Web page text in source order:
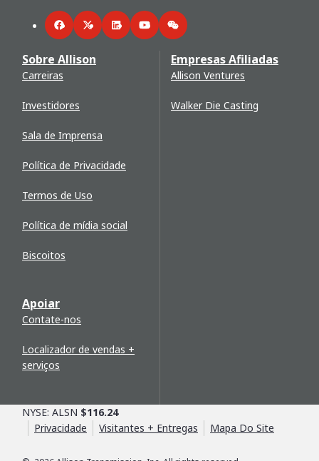
FacebookTwitterLinkedInYouTubeWeChat
Sobre Allison
Carreiras
Investidores
Sala de Imprensa
Política de Privacidade
Termos de Uso
Política de mídia social
Biscoitos
Apoiar
Contate-nos
Localizador de vendas +
serviços
Empresas Afiliadas
Allison Ventures
Walker Die Casting
NYSE: ALSN $116.24
Privacidade
Visitantes + Entregas Mapa Do Site